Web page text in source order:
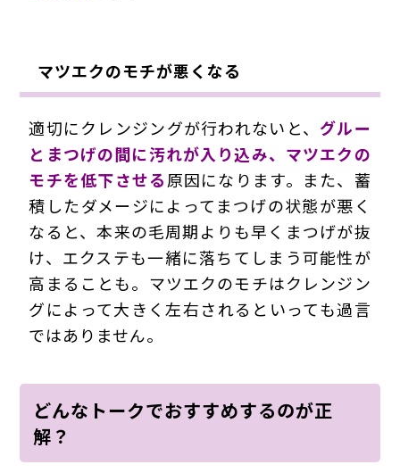
マツエクのモチが悪くなる
適切にクレンジングが行われないと、 グルー
とまつげの間に汚れが入り込み、マツエクの
モチを低下させる原因になります。また、蓄
積したダメージによってまつげの状態が悪く
なると、本来の毛周期よりも早くまつげが抜
け、エクステも一緒に落ちてしまう可能性が
高まることも。マツエクのモチはクレンジン
グによって大きく左右されるといっても過言
ではありません。
どんなトークでおすすめするのが正
解？